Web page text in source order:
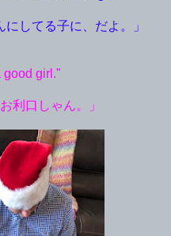
してる子に、だよ。」
good girl."
利口しゃん。」